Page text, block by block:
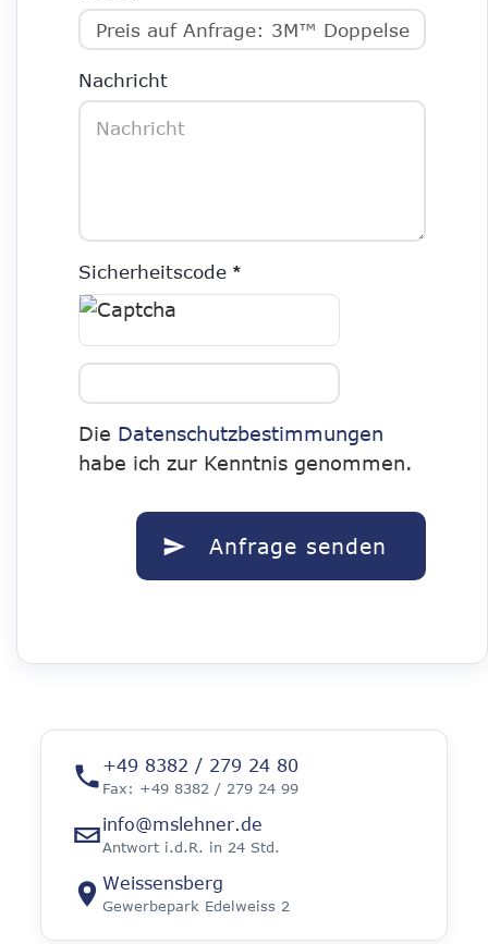
Nachricht
Sicherheitscode
DATENSCHUTZBESTIMMUNGEN
Die Datenschutzbestimmungen
habe ich zur Kenntnis genommen.
+49 8382 / 279 24 80
Fax: +49 8382 / 279 24 99
info@mslehner.de
Antwort i.d.R. in 24 Std.
Weissensberg
Gewerbepark Edelweiss 2